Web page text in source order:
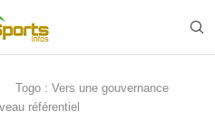
Togo : Vers une gouvernance
référentiel